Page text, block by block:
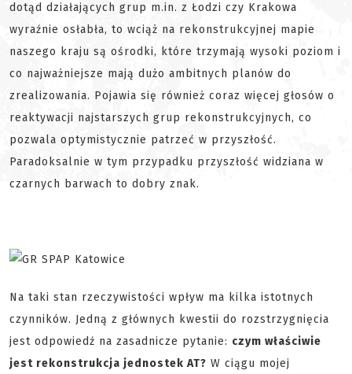
dotąd działających grup m.in. z Łodzi czy Krakowa
wyraźnie osłabła, to wciąż na rekonstrukcyjnej mapie
naszego kraju są ośrodki, które trzymają wysoki poziom i
co najważniejsze mają dużo ambitnych planów do
zrealizowania. Pojawia się również coraz więcej głosów o
reaktywacji najstarszych grup rekonstrukcyjnych, co
pozwala optymistycznie patrzeć w przyszłość.
Paradoksalnie w tym przypadku przyszłość widziana w
czarnych barwach to dobry znak.
Na taki stan rzeczywistości wpływ ma kilka istotnych
czynników. Jedną z głównych kwestii do rozstrzygnięcia
jest odpowiedź na zasadnicze pytanie: czym właściwie
jest rekonstrukcja jednostek AT? W ciągu mojej